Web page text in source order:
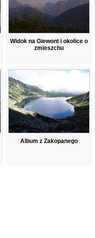
Widok na Giewont i okolice o
zmieszchu
Album z Zakopanego